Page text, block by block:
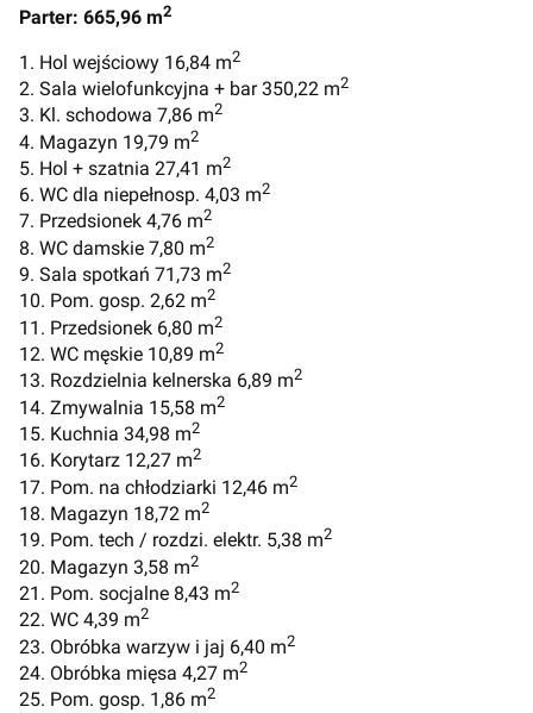
Parter: 665,96 m2
1. Hol wejściowy 16,84 m2
2. Sala wielofunkcyjna + bar 350,22 m2
3. Kl. schodowa 7,86 m2
4. Magazyn 19,79 m2
5. Hol + szatnia 27,41 m2
6. WC dla niepełnosp. 4,03 m2
7. Przedsionek 4,76 m2
8. WC damskie 7,80 m2
9. Sala spotkań 71,73 m2
10. Pom. gosp. 2,62 m2
11. Przedsionek 6,80 m2
12. WC męskie 10,89 m2
13. Rozdzielnia kelnerska 6,89 m2
14. Zmywalnia 15,58 m2
15. Kuchnia 34,98 m2
16. Korytarz 12,27 m2
17. Pom. na chłodziarki 12,46 m2
18. Magazyn 18,72 m2
19. Pom. tech / rozdzi. elektr. 5,38 m2
20. Magazyn 3,58 m2
21. Pom. socjalne 8,43 m2
22. WC 4,39 m2
23. Obróbka warzyw i jaj 6,40 m2
24. Obróbka mięsa 4,27 m2
25. Pom. gosp. 1,86 m2